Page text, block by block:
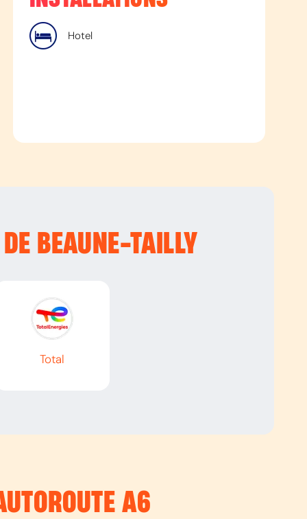
Hotel
BEAUNE-TAILLY
Total
A6